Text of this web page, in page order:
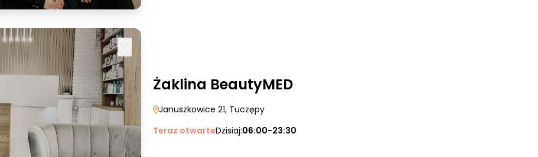
Żaklina BeautyMED
Januszkowice 21, Tuczępy
Teraz otwarteDzisiaj:06:00-23:30